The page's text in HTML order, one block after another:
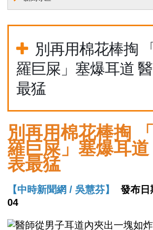
別再用棉花棒掏
羅巨屎」塞爆耳道
最猛
別再用棉花棒掏
羅巨屎」塞爆耳
表最猛
【中時新聞網 / 吳慧芬】
發布日
04